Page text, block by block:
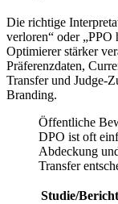
Die richtige
verloren“ oder „PPO
Optimierer stärker
Präferenzdaten,
Transfer und Judge-
Branding.
Öffentliche
DPO ist oft
Abdeckung
Transfer
Studie/Bericht